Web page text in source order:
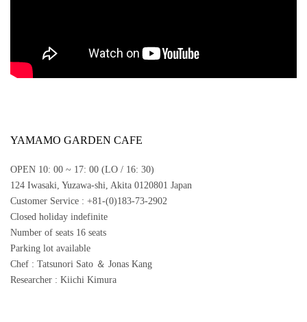
YAMAMO GARDEN CAFE
OPEN 10: 00 ~ 17: 00 (LO / 16: 30)
124 Iwasaki, Yuzawa-shi, Akita 0120801 Japan
Customer Service : +81-(0)183-73-2902
Closed holiday indefinite
Number of seats 16 seats
Parking lot available
Chef : Tatsunori Sato ＆ Jonas Kang
Researcher : Kiichi Kimura